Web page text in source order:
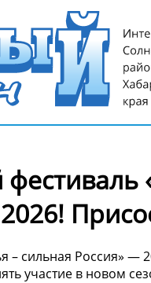
– сильная Россия» —
участие в новом